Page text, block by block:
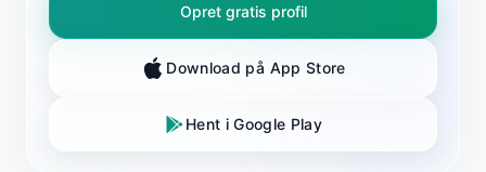
Opret gratis profil
Download på App Store
Hent i Google Play